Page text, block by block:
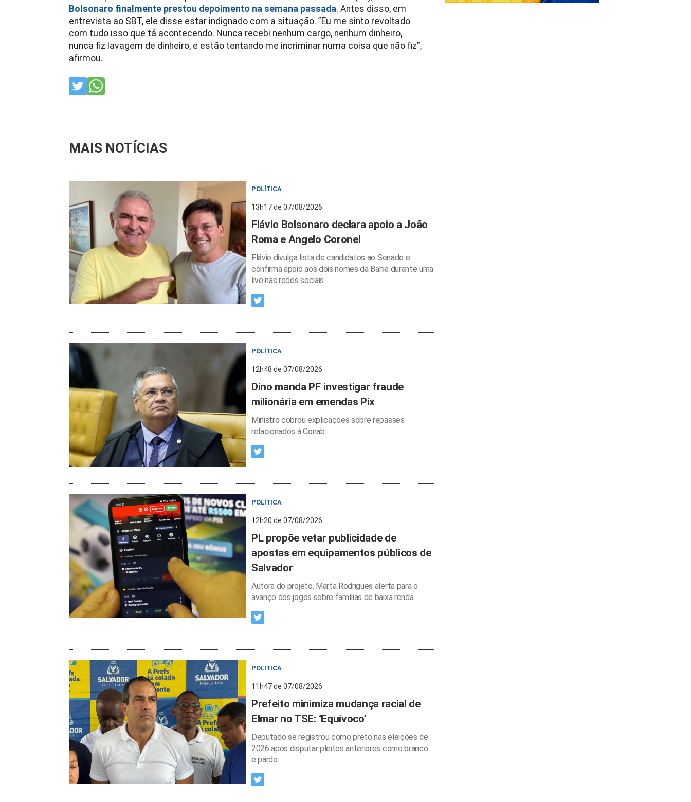
Bolsonaro finalmente prestou depoimento na semana passada. Antes disso, em
entrevista ao SBT, ele disse estar indignado com a situação. ​”Eu me sinto revoltado
com tudo isso que tá acontecendo. Nunca recebi nenhum cargo, nenhum dinheiro,
nunca fiz lavagem de dinheiro, e estão tentando me incriminar numa coisa que não fiz”,
afirmou.
MAIS NOTÍCIAS
POLÍTICA
13h17 de 07/08/2026
Flávio Bolsonaro declara apoio a João
Roma e Angelo Coronel
Flávio divulga lista de candidatos ao Senado e
confirma apoio aos dois nomes da Bahia durante uma
live nas redes sociais
POLÍTICA
12h48 de 07/08/2026
Dino manda PF investigar fraude
milionária em emendas Pix
Ministro cobrou explicações sobre repasses
relacionados à Conab
POLÍTICA
12h20 de 07/08/2026
PL propõe vetar publicidade de
apostas em equipamentos públicos de
Salvador
Autora do projeto, Marta Rodrigues alerta para o
avanço dos jogos sobre famílias de baixa renda
POLÍTICA
11h47 de 07/08/2026
Prefeito minimiza mudança racial de
Elmar no TSE: ‘Equívoco’
Deputado se registrou como preto nas eleições de
2026 após disputar pleitos anteriores como branco
e pardo